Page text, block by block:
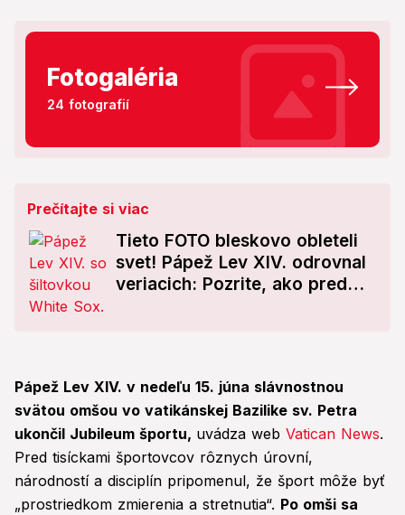
Fotogaléria
24 fotografií
Prečítajte si viac
Tieto FOTO bleskovo obleteli
svet! Pápež Lev XIV. odrovnal
veriacich: Pozrite, ako pred
Pápež Lev XIV. v nedeľu 15. júna slávnostnou
svätou omšou vo vatikánskej Bazilike sv. Petra
ukončil Jubileum športu, uvádza web Vatican News.
Pred tisíckami športovcov rôznych úrovní,
národností a disciplín pripomenul, že šport môže byť
„prostriedkom zmierenia a stretnutia“. Po omši sa